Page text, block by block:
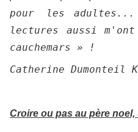
pour les
lectures aussi
cauchemars » !
Catherine Dumonteil
Croire ou pas au père